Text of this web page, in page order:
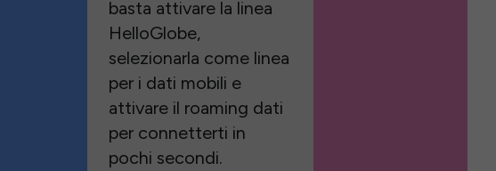
basta attivare la linea
HelloGlobe,
selezionarla come linea
per i dati mobili e
attivare il roaming dati
per connetterti in
pochi secondi.